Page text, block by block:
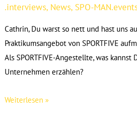
.interviews, News, SPO-
Cathrin, Du warst so nett und hast uns
Praktikumsangebot von SPORTFIVE
Als SPORTFIVE-Angestellte, was kannst
Unternehmen erzählen?
Cathrin
Weiterlesen »